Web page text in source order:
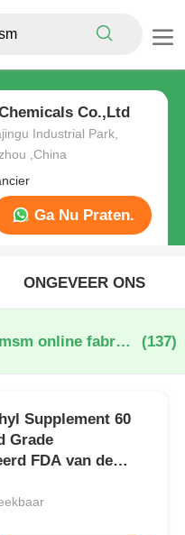
Co.,Ltd
Industrial Park,
,China
Ga Nu Praten.
ONGEVEER ONS
white dimethyl sulfone msm online fabricage (137)
Supplement 60
Grade
FDA van de
Zwavel